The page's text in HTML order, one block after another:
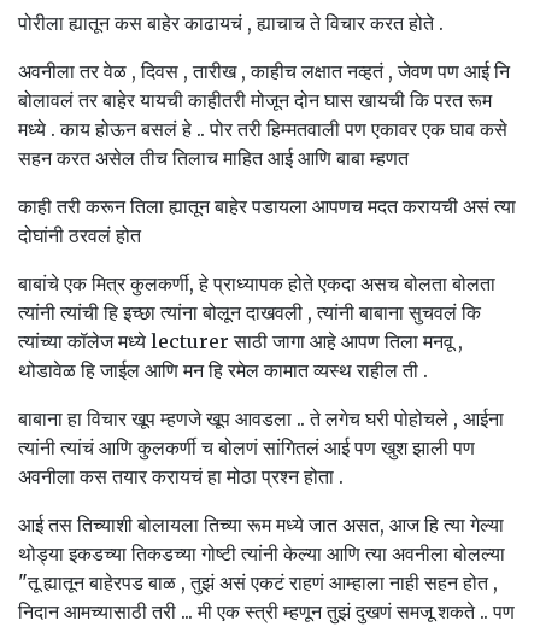
पोरीला ह्यातून कस बाहेर काढायचं , ह्याचाच ते विचार करत होते .
अवनीला तर वेळ , दिवस , तारीख , काहीच लक्षात नव्हतं , जेवण पण आई नि
बोलावलं तर बाहेर यायची काहीतरी मोजून दोन घास खायची कि परत रूम
मध्ये . काय होऊन बसलं हे .. पोर तरी हिम्मतवाली पण एकावर एक घाव कसे
सहन करत असेल तीच तिलाच माहित आई आणि बाबा म्हणत
काही तरी करून तिला ह्यातून बाहेर पडायला आपणच मदत करायची असं त्या
दोघांनी ठरवलं होत
बाबांचे एक मित्र कुलकर्णी, हे प्राध्यापक होते एकदा असच बोलता बोलता
त्यांनी त्यांची हि इच्छा त्यांना बोलून दाखवली , त्यांनी बाबाना सुचवलं कि
त्यांच्या कॉलेज मध्ये lecturer साठी जागा आहे आपण तिला मनवू ,
थोडावेळ हि जाईल आणि मन हि रमेल कामात व्यस्थ राहील ती .
बाबाना हा विचार खूप म्हणजे खूप आवडला .. ते लगेच घरी पोहोचले , आईना
त्यांनी त्यांचं आणि कुलकर्णी च बोलणं सांगितलं आई पण खुश झाली पण
अवनीला कस तयार करायचं हा मोठा प्रश्न होता .
आई तस तिच्याशी बोलायला तिच्या रूम मध्ये जात असत, आज हि त्या गेल्या
थोड्या इकडच्या तिकडच्या गोष्टी त्यांनी केल्या आणि त्या अवनीला बोलल्या
"तू ह्यातून बाहेरपड बाळ , तुझं असं एकटं राहणं आम्हाला नाही सहन होत ,
निदान आमच्यासाठी तरी ... मी एक स्त्री म्हणून तुझं दुखणं समजू शकते .. पण